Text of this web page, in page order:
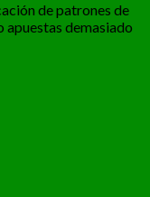
de patrones de
apuestas demasiado